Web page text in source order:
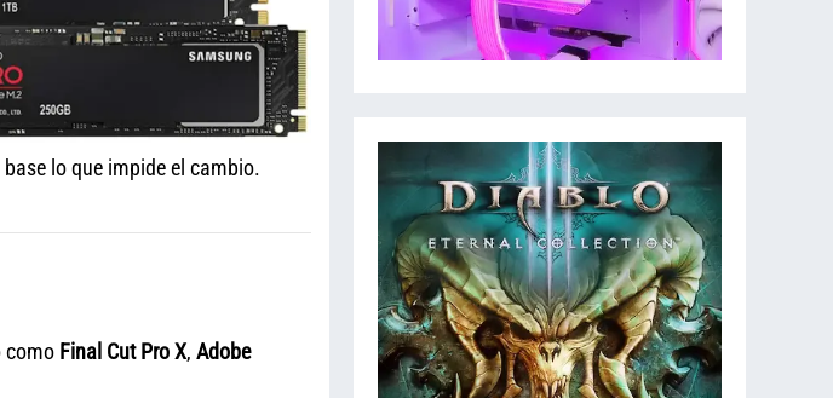
lo que impide el cambio.
como Final Cut Pro X, Adobe